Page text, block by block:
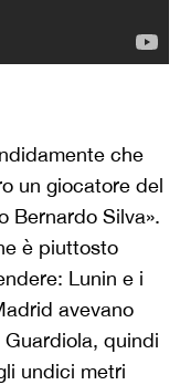
che
un giocatore del
Bernardo Silva».
è piuttosto
Lunin e i
avevano
quindi
undici metri